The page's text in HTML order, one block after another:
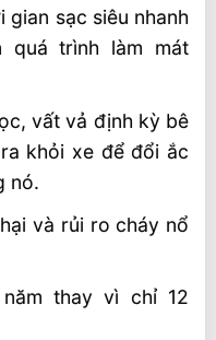
sạc siêu nhanh
quá trình làm mát
vất vả định kỳ bê
khỏi xe để đổi ắc
nó.
và rủi ro cháy nổ
thay vì chỉ 12